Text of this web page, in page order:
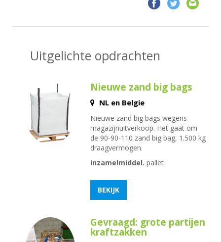
Uitgelichte opdrachten
Nieuwe zand big bags
NL en Belgie
Nieuwe zand big bags wegens
magazijnuitverkoop. Het gaat om
de 90-90-110 zand big bag, 1.500 kg
draagvermogen.
inzamelmiddel. pallet
BEKIJK
Gevraagd: grote partijen
kraftzakken